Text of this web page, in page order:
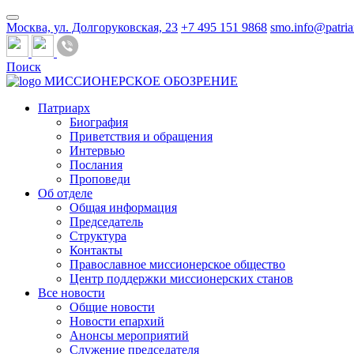
Москва, ул. Долгоруковская, 23 +7 495 151 9868
Поиск
МИССИОНЕРСКОЕ ОБОЗРЕНИЕ
Патриарх
Биография
Приветствия и обращения
Интервью
Послания
Проповеди
Об отделе
Общая информация
Председатель
Структура
Контакты
Православное миссионерское общество
Центр поддержки миссионерских станов
Все новости
Общие новости
Новости епархий
Анонсы мероприятий
Служение председателя